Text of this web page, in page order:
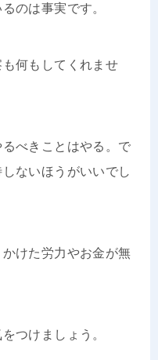
のは事実です。
何もしてくれませ
べきことはやる。で
ないほうがいいでし
けた労力やお金が無
つけましょう。